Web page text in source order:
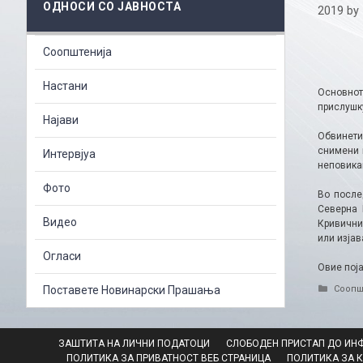
2019 by
снимени
Во
Северна
или
Овие
ОДНОСИ СО ЈАВНОСТА
Соопштенија
Настани
Најави
Интервјуа
Фото
Видео
Огласи
Поставете Новинарски Прашања
ЗАШТИТА НА ЛИЧНИ ПОДАТОЦИ СЛОБОДЕН ПРИСТАП ДО
ПОЛИТИКА ЗА ПРИВАТНОСТ ВЕБ СТРАНИЦА
ПОЛИТИКА ЗА